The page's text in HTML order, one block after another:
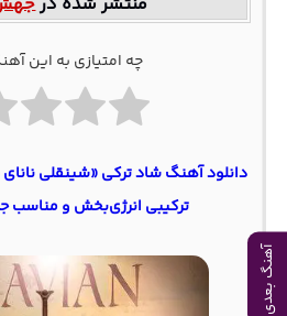
آهنگ بعدی
چه امتیازی به این
دانلود آهنگ شاد ترکی «شینقلی
ترکیبی انرژی‌بخش و مناسب